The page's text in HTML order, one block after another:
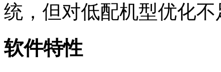
统，但对低配机型优化不
软件特性